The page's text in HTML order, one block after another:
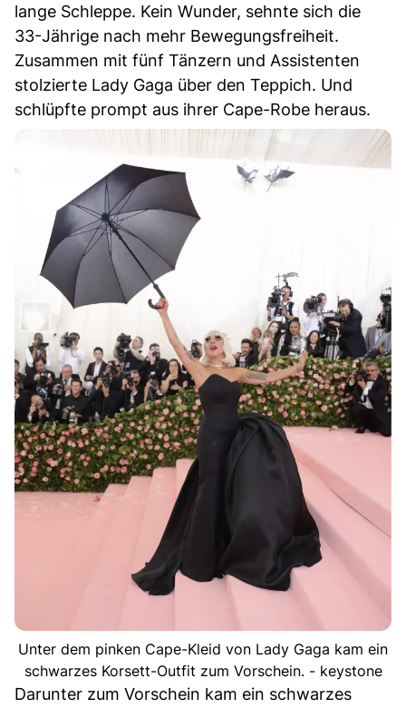
lange Schleppe. Kein Wunder, sehnte sich die
33-Jährige nach mehr Bewegungsfreiheit.
Zusammen mit fünf Tänzern und Assistenten
stolzierte Lady Gaga über den Teppich. Und
schlüpfte prompt aus ihrer Cape-Robe heraus.
Unter dem pinken Cape-Kleid von Lady Gaga kam ein
schwarzes Korsett-Outfit zum Vorschein. - keystone
Darunter zum Vorschein kam ein schwarzes